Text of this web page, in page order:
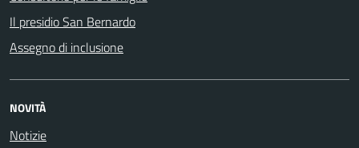
Il presidio San Bernardo
Assegno di inclusione
NOVITÀ
Notizie